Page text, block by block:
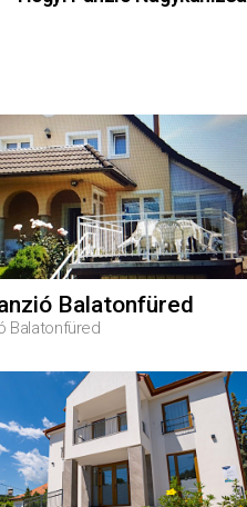
Balatonfüred
Balatonfüred